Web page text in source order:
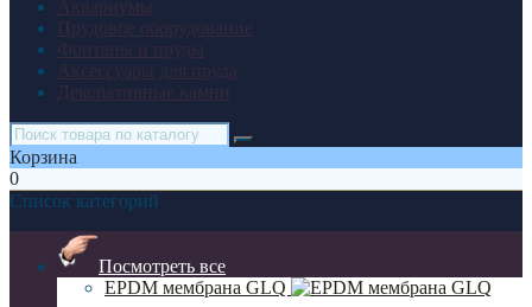
Аквариумы
Прудовое оборудование
Фонтаны и пруды
Аксессуары для пруда
Декоративные камни
Корзина
0
Список категорий
Посмотреть все
EPDM мембрана GLQ